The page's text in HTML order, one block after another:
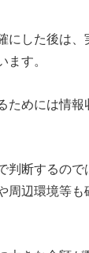
にした後は、
ます。
ためには情報
判断するので
周辺環境等も